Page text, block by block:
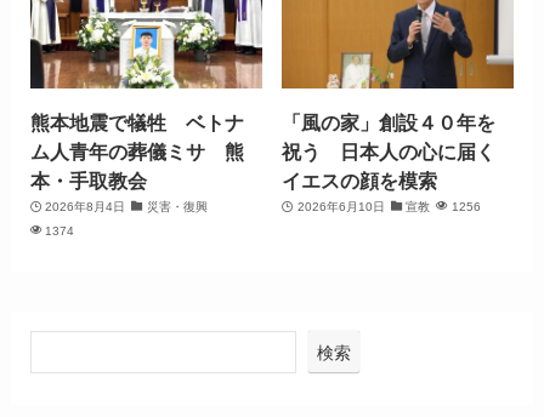
熊本地震で犠牲 ベトナ
ム人青年の葬儀ミサ 熊
本・手取教会
2026年8月4日
災害・復興
1374
「風の家」創設４０年を
祝う 日本人の心に届く
イエスの顔を模索
2026年6月10日 宣教 1256
検索